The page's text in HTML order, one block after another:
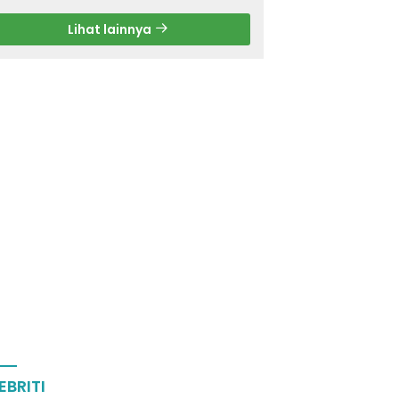
Lihat lainnya